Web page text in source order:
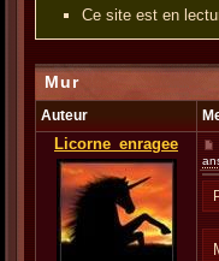
Ce site est en
Mur
Auteur
Licorne_enragee